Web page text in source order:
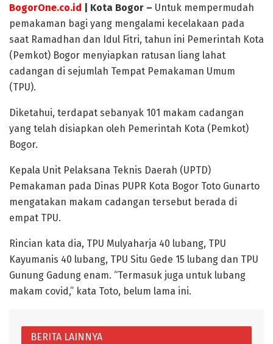
BogorOne.co.id | Kota Bogor – Untuk mempermudah
pemakaman bagi yang mengalami kecelakaan pada
saat Ramadhan dan Idul Fitri, tahun ini Pemerintah Kota
(Pemkot) Bogor menyiapkan ratusan liang lahat
cadangan di sejumlah Tempat Pemakaman Umum
(TPU).
Diketahui, terdapat sebanyak 101 makam cadangan
yang telah disiapkan oleh Pemerintah Kota (Pemkot)
Bogor.
Kepala Unit Pelaksana Teknis Daerah (UPTD)
Pemakaman pada Dinas PUPR Kota Bogor Toto Gunarto
mengatakan makam cadangan tersebut berada di
empat TPU.
Rincian kata dia, TPU Mulyaharja 40 lubang, TPU
Kayumanis 40 lubang, TPU Situ Gede 15 lubang dan TPU
Gunung Gadung enam. “Termasuk juga untuk lubang
makam covid,” kata Toto, belum lama ini.
BERITA LAINNYA